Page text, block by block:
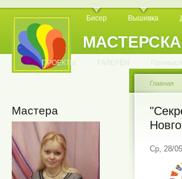
Бисер Вышивка
. . . . . . . .
. ПРОЕКТЫ ГАЛЕРЕИ
Мастера
Главная
Ср, 28/